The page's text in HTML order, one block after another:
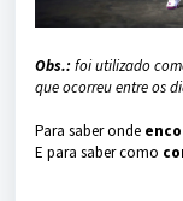
Obs.: foi utilizado
que ocorreu entre os
Para saber onde
E para saber como